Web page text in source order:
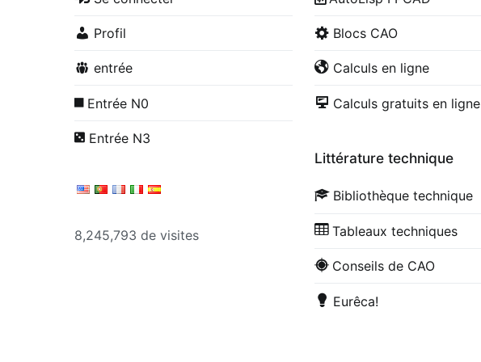
Profil
entrée
Entrée N0
Entrée N3
8,245,793 de visites
Blocs CAO
Calculs en ligne
Calculs gratuits en ligne
Littérature technique
Bibliothèque technique
Tableaux techniques
Conseils de CAO
Eurêca!